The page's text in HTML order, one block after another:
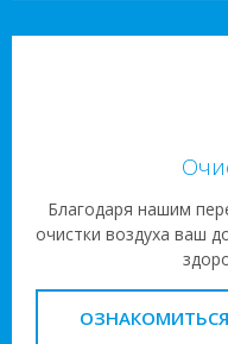
Благодаря нашим
очистки воздуха ваш